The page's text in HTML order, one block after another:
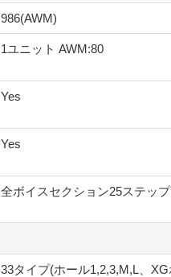
986(AWM)
1ユニット AWM:80
Yes
Yes
全ボイスセクション25ステッ
33タイプ(ホール1,2,3,M,L、